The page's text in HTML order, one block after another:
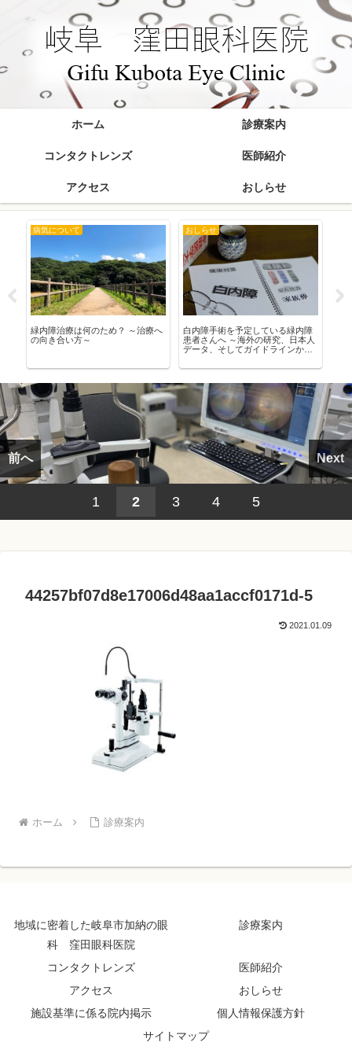
ホーム 診療案内
コンタクトレンズ 医師紹介
アクセス おしらせ
病気について
緑内障治療は何のため？ ～治療へ
の向き合い方～
おしらせ
白内障手術を予定している緑内障
患者さんへ ～海外の研究、日本人
データ、そしてガイドラインから
前へ Next
1 2 3 4 5
44257bf07d8e17006d48aa1accf0171d-5
2021.01.09
ホーム 診療案内
地域に密着した岐阜市加納の眼
科 窪田眼科医院
診療案内
コンタクトレンズ
医師紹介
アクセス
おしらせ
施設基準に係る院内掲示
個人情報保護方針
サイトマップ